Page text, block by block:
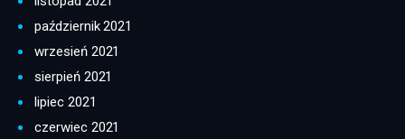
październik 2021
wrzesień 2021
sierpień 2021
lipiec 2021
czerwiec 2021